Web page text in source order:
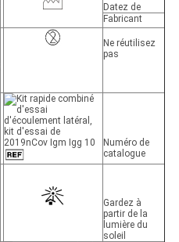
Datez de
Fabricant
Ne réutilisez
pas
Numéro de
catalogue
Gardez à
partir de la
lumière du
soleil